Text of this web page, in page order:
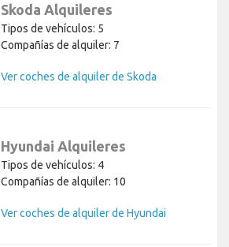
Skoda Alquileres
Tipos de vehículos: 5
Compañías de alquiler: 7
Ver coches de alquiler de Skoda
Hyundai Alquileres
Tipos de vehículos: 4
Compañías de alquiler: 10
Ver coches de alquiler de Hyundai